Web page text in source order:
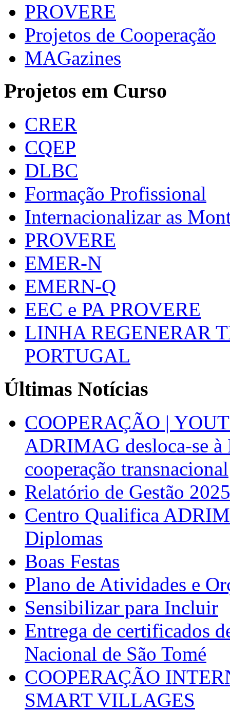
PROVERE
Projetos de Cooperação
MAGazines
Projetos em Curso
CRER
CQEP
DLBC
Formação Profissional
Internacionalizar as
PROVERE
EMER-N
EMERN-Q
EEC e PA PROVERE
LINHA REGENERAR
PORTUGAL
Últimas Notícias
COOPERAÇÃO |
ADRIMAG desloca-se
cooperação transnacional
Relatório de Gestão 2025
Centro Qualifica
Diplomas
Boas Festas
Plano de Atividades e
Sensibilizar para Incluir
Entrega de certificados
Nacional de São Tomé
COOPERAÇÃO
SMART VILLAGES